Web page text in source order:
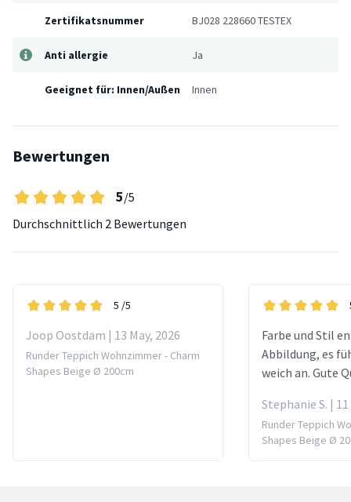
Zertifikatsnummer BJ028 228660 TESTEX
Anti allergie Ja
Geeignet für: Innen/Außen Innen
Bewertungen
5/5
Durchschnittlich 2 Bewertungen
5 /5
Joop Oostdam | 13 May, 2026
Runder Teppich Wohnzimmer - Charm
Shapes Beige Ø 200cm
Farbe und Stil
Abbildung, es
weich an. Gute
Stephanie S. | 11
Runder Teppich
Shapes Beige Ø